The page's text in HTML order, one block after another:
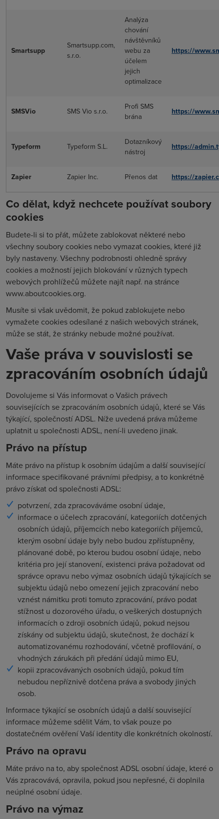
Smartsupp
Smartsupp.com,
s.r.o.
Analýza
chování
návštěvníků
webu za
účelem
jejich
optimalizace
https://
SMSVio SMS Vio s.r.o.
Profi SMS
brána
https://
Typeform Typeform S.L.
Dotazníkový
nástroj
https://
Zapier Zapier Inc. Přenos dat https://
Co dělat, když nechcete používat soubory
cookies
Budete-li si to přát, můžete zablokovat některé nebo
všechny soubory cookies nebo vymazat cookies, které již
byly nastaveny. Všechny podrobnosti ohledně správy
cookies a možností jejich blokování v různých typech
webových prohlížečů můžete najít např. na stránce
www.aboutcookies.org.
Musíte si však uvědomit, že pokud zablokujete nebo
vymažete cookies odesílané z našich webových stránek,
může se stát, že stránky nebude možné používat.
Vaše práva v souvislosti se
zpracováním osobních údajů
Dovolujeme si Vás informovat o Vašich právech
souvisejících se zpracováním osobních údajů, které se Vás
týkající, společností ADSL. Níže uvedená práva můžeme
uplatnit u společnosti ADSL, není-li uvedeno jinak.
Právo na přístup
Máte právo na přístup k osobním údajům a další související
informace specifikované právními předpisy, a to konkrétně
právo získat od společnosti ADSL:
potvrzení, zda zpracováváme osobní údaje,
informace o účelech zpracování, kategoriích dotčených
osobních údajů, příjemcích nebo kategoriích příjemců,
kterým osobní údaje byly nebo budou zpřístupněny,
plánované době, po kterou budou osobní údaje, nebo
kritéria pro její stanovení, existenci práva požadovat od
správce opravu nebo výmaz osobních údajů týkajících se
subjektu údajů nebo omezení jejich zpracování nebo
vznést námitku proti tomuto zpracování, právo podat
stížnost u dozorového úřadu, o veškerých dostupných
informacích o zdroji osobních údajů, pokud nejsou
získány od subjektu údajů, skutečnost, že dochází k
automatizovanému rozhodování, včetně profilování, o
vhodných zárukách při předání údajů mimo EU,
kopii zpracovávaných osobních údajů, pokud tím
nebudou nepříznivě dotčena práva a svobody jiných
osob.
Informace týkající se osobních údajů a další související
informace můžeme sdělit Vám, to však pouze po
dostatečném ověření Vaší identity dle konkrétních okolností.
Právo na opravu
Máte právo na to, aby společnost ADSL osobní údaje, které o
Vás zpracovává, opravila, pokud jsou nepřesné, či doplnila
neúplné osobní údaje.
Právo na výmaz